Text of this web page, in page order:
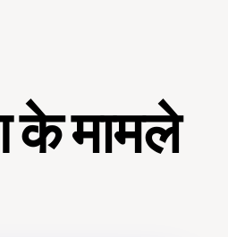
के मामले